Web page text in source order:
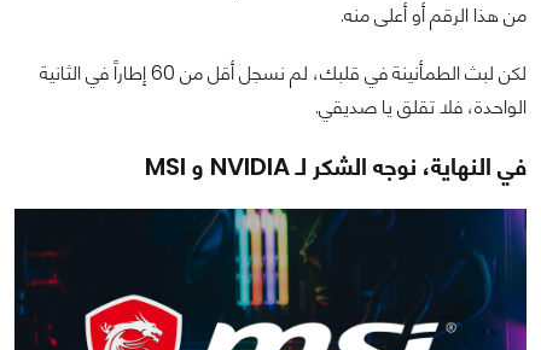
من هذا الرقم أو أعلى منه.
لكن لبث الطمأنينة في قلبك، لم نسجل أقل من 60 إطاراً في الثانية
الواحدة، فلا تقلق يا صديقي.
في النهاية، نوجه الشكر لـ NVIDIA و MSI